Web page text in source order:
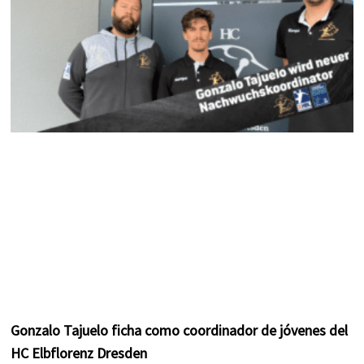
Gonzalo Tajuelo ficha como coordinador de jóvenes del
HC Elbflorenz Dresden